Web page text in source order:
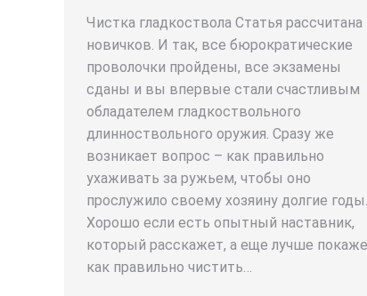
Чистка гладкоствола Статья рассчитана
новичков. И так, все бюрократические
проволочки пройдены, все экзамены
сданы и вы впервые стали счастливым
обладателем гладкоствольного
длинноствольного оружия. Сразу же
возникает вопрос – как правильно
ухаживать за ружьем, чтобы оно
прослужило своему хозяину долгие годы.
Хорошо если есть опытный наставник,
который расскажет, а еще лучше
как правильно чистить…